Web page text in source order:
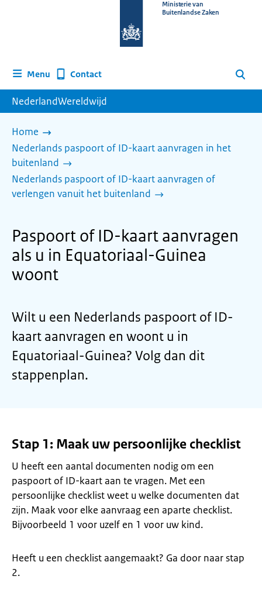
homepage
Ministerie van
Buitenlandse Zaken
Menu Contact Zoeken
NederlandWereldwijd
Home
Nederlands paspoort of ID-kaart aanvragen in het
buitenland
Nederlands paspoort of ID-kaart aanvragen of
verlengen vanuit het buitenland
Paspoort of ID-kaart aanvragen
als u in Equatoriaal-Guinea
woont
Wilt u een Nederlands paspoort of ID-
kaart aanvragen en woont u in
Equatoriaal-Guinea? Volg dan dit
stappenplan.
Stap 1: Maak uw persoonlijke checklist
U heeft een aantal documenten nodig om een
paspoort of ID-kaart aan te vragen. Met een
persoonlijke checklist weet u welke documenten dat
zijn. Maak voor elke aanvraag een aparte checklist.
Bijvoorbeeld 1 voor uzelf en 1 voor uw kind.
Heeft u een checklist aangemaakt? Ga door naar stap
2.